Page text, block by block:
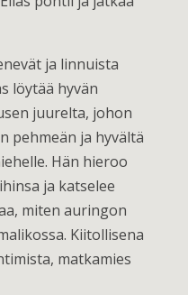
ja linnuista
löytää hyvän
juurelta, johon
pehmeän ja hyvältä
Hän hieroo
ja katselee
miten auringon
Kiitollisena
matkamies